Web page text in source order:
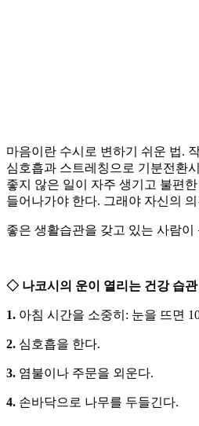
마음이란 수시로 변하기 쉬운 법.
심호흡과 스트레칭으로 기분전환
좋지 않은 일이 자주 생기고 불편
들어나가야 한다. 그래야 자신의
좋은 생활습관을 갖고 있는 사람
◇ 나코시의 운이 열리는 건강 습관
1. 아침 시간을 소중히: 눈을 뜨면
2. 심호흡을 한다.
3. 염불이나 주문을 외운다.
4. 손바닥으로 나무를 두들긴다.